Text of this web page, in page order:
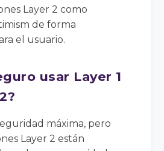
Layer 2 como
de forma
el usuario.
usar Layer 1
máxima, pero
Layer 2 están